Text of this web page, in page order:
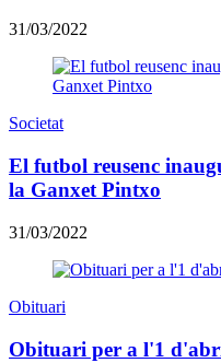
31/03/2022
Societat
El futbol reusenc
la Ganxet Pintxo
31/03/2022
Obituari
Obituari per a l'1